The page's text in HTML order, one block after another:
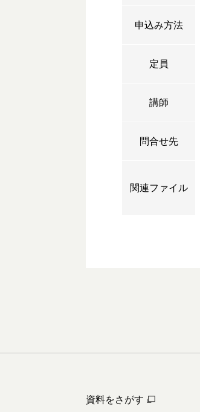
申込み方法
定員
講師
問合せ先
関連ファイル
資料をさがす